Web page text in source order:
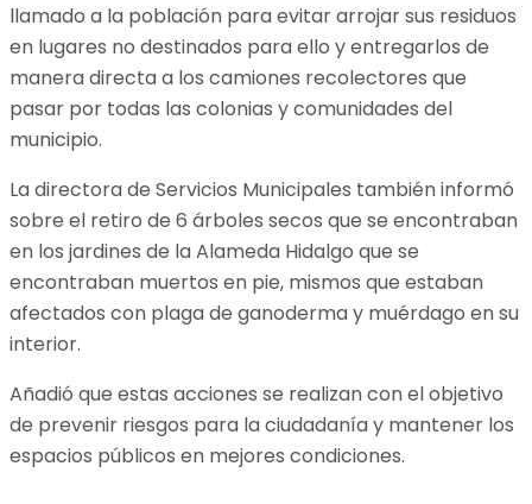
llamado a la población para evitar arrojar sus residuos
en lugares no destinados para ello y entregarlos de
manera directa a los camiones recolectores que
pasar por todas las colonias y comunidades del
municipio.
La directora de Servicios Municipales también informó
sobre el retiro de 6 árboles secos que se encontraban
en los jardines de la Alameda Hidalgo que se
encontraban muertos en pie, mismos que estaban
afectados con plaga de ganoderma y muérdago en su
interior.
Añadió que estas acciones se realizan con el objetivo
de prevenir riesgos para la ciudadanía y mantener los
espacios públicos en mejores condiciones.